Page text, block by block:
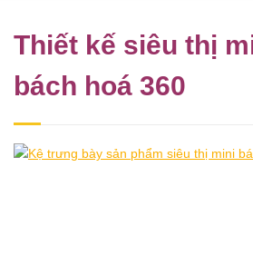
Thiết kế siêu thị
bách hoá 360